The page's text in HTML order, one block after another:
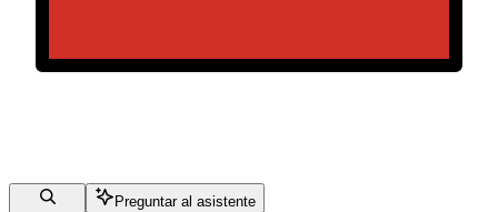
Preguntar al asistente